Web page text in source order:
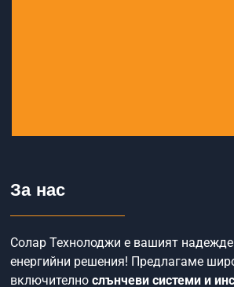
За нас
Солар Технолоджи е вашият
енергийни решения! Предлагаме
включително слънчеви системи и